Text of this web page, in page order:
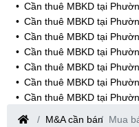
Cần thuê MBKD tại
Cần thuê MBKD tại
Cần thuê MBKD tại
Cần thuê MBKD tại
Cần thuê MBKD tại
Cần thuê MBKD tại
Cần thuê MBKD tại
Cần thuê MBKD tại
M&A cần bán Mua